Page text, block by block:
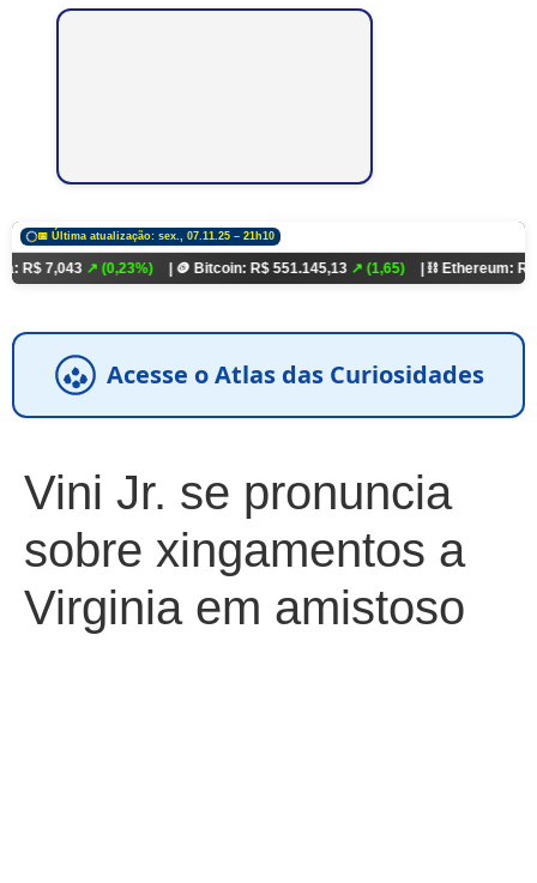
📅 Última atualização: sex., 07.11.25 – 21h10
↗ (0,23%) | 🪙 Bitcoin: R$ 551.145,13↗ (1,65) | ⛓️ Ethereum: R$ 18.321,93
Acesse o Atlas das Curiosidades
Vini Jr. se pronuncia
sobre xingamentos a
Virginia em amistoso